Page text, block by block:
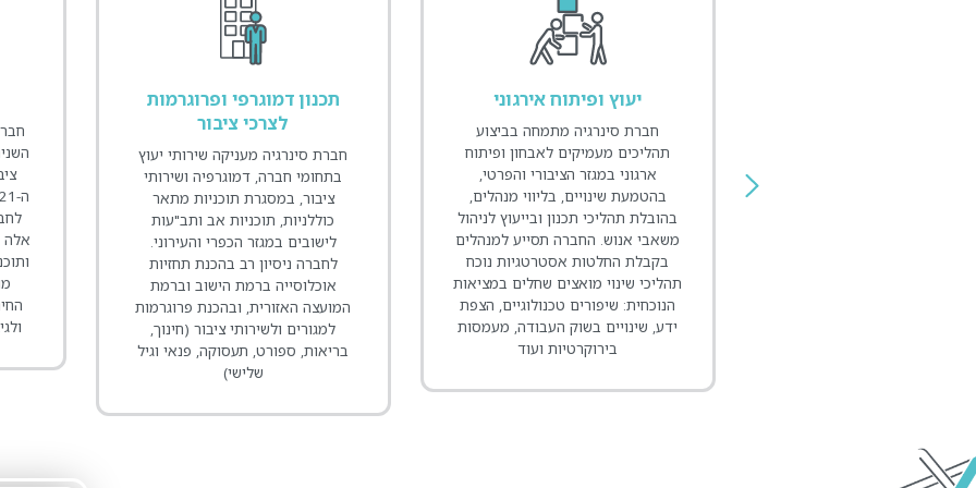
תכנון דמוגרפי ופרוגרמות
לצרכי ציבור
חברת סינרגיה מעניקה שירותי יעוץ
בתחומי חברה, דמוגרפיה ושירותי
ציבור, במסגרת תוכניות מתאר
כוללניות, תוכניות אב ותב"עות
לישובים במגזר הכפרי והעירוני.
לחברה ניסיון רב בהכנת תחזיות
אוכלוסייה ברמת הישוב וברמת
המועצה האזורית, ובהכנת פרוגרמות
למגורים ולשירותי ציבור (חינוך,
בריאות, ספורט, תעסוקה, פנאי וגיל
שיתוף ציבור
חברת סינרגיה פיתחה וישמה לאורך
השנים מודלים שונים לתהליכי שיתוף
ציבור, מודלים המותאמים למאה
ה-21, ובאופן מיוחד לרשות המזמינה.
לחברה ניסיון רב בהובלת תהליכים
אלה בקהילות. בין היתר בגיבוש תב"ע
ותוכניות מתאר, בהגעה להסכמות על
מודל אורחות החיים, על תחומי
החינוך, התרבות, הבריאות והסיעוד
ולגיבוש הסכמות בנושאים משקיים